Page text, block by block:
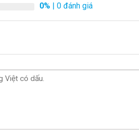
0% | 0 đánh giá